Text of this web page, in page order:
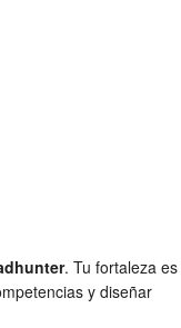
. Tu fortaleza es
y diseñar